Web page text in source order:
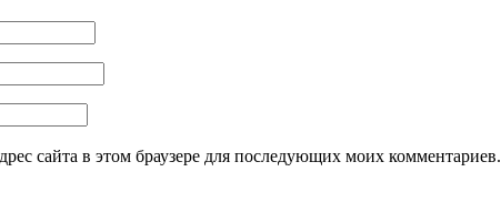
сайта в этом браузере для последующих моих комментариев.